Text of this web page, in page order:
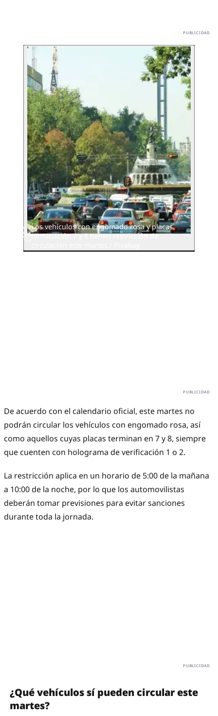
Los vehículos con engomado rosa y placas
terminación 7 y 8 tienen restricción de
De acuerdo con el calendario oficial, este martes no
podrán circular los vehículos con engomado rosa, así
como aquellos cuyas placas terminan en 7 y 8, siempre
que cuenten con holograma de verificación 1 o 2.
La restricción aplica en un horario de 5:00 de la mañana
a 10:00 de la noche, por lo que los automovilistas
deberán tomar previsiones para evitar sanciones
durante toda la jornada.
¿Qué vehículos sí pueden circular este
martes?